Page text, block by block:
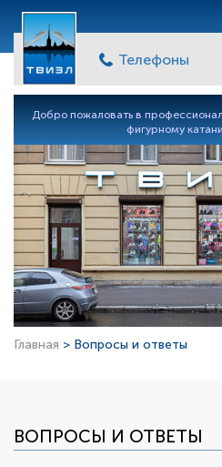
Телефоны
Добро пожаловать в
фигурному
Главная > Вопросы и ответы
ВОПРОСЫ И ОТВЕТЫ